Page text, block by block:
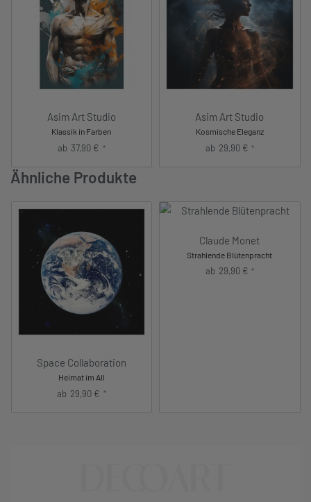
Asim Art Studio
Klassik in Farben
ab 37,90 € *
Asim Art Studio
Kosmische Eleganz
ab 29,90 € *
Ähnliche Produkte
Space Collaboration
Heimat im All
ab 29,90 € *
Claude Monet
Strahlende Blütenpracht
ab 29,90 € *